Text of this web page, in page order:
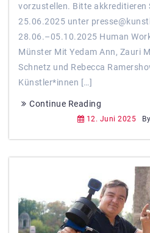
vorzustellen. Bitte akkreditieren
25.06.2025 unter
28.06.–05.10.2025 Human
Münster Mit Yedam Ann, Zauri
Schnetz und Rebecca
Künstler*innen […]
Continue Reading
12. Juni 2025